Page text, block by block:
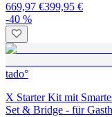
669,97 €399,95 €
-40 %
tado°
X Starter Kit mit
Set & Bridge - für